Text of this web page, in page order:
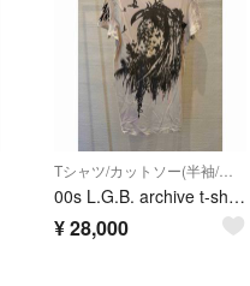
Tシャツ/カットソー(半袖/袖なし)
00s L.G.B. archive t-shirt tシャツ a.p.s
¥28,000